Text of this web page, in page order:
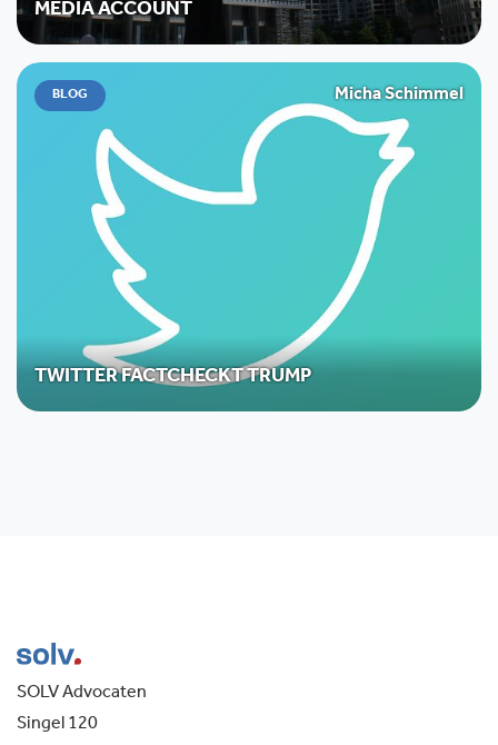
MEDIA ACCOUNT
BLOG Micha Schimmel
TWITTER FACTCHECKT TRUMP
SOLV Advocaten
Singel 120